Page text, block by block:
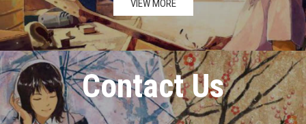
VIEW MORE
Contact Us